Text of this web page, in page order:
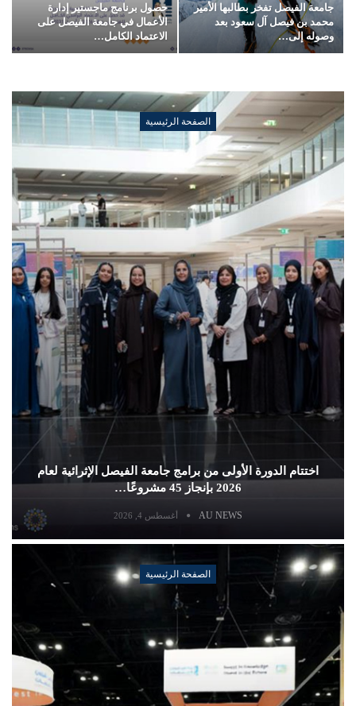
جامعة الفيصل تفخر بطالبها الأمير
محمد بن فيصل آل سعود بعد
وصوله إلى…
حصول برنامج ماجستير إدارة
الأعمال في جامعة الفيصل على
الاعتماد الكامل…
الصفحة الرئيسية
اختتام الدورة الأولى من برامج جامعة الفيصل الإثرائية لعام
2026 بإنجاز 45 مشروعًا…
AU NEWS أغسطس 4, 2026
الصفحة الرئيسية